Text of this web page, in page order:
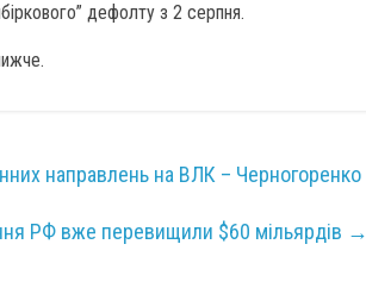
дефолту з 2 серпня.
направлень на ВЛК – Черногоренко
РФ вже перевищили $60 мільярдів →